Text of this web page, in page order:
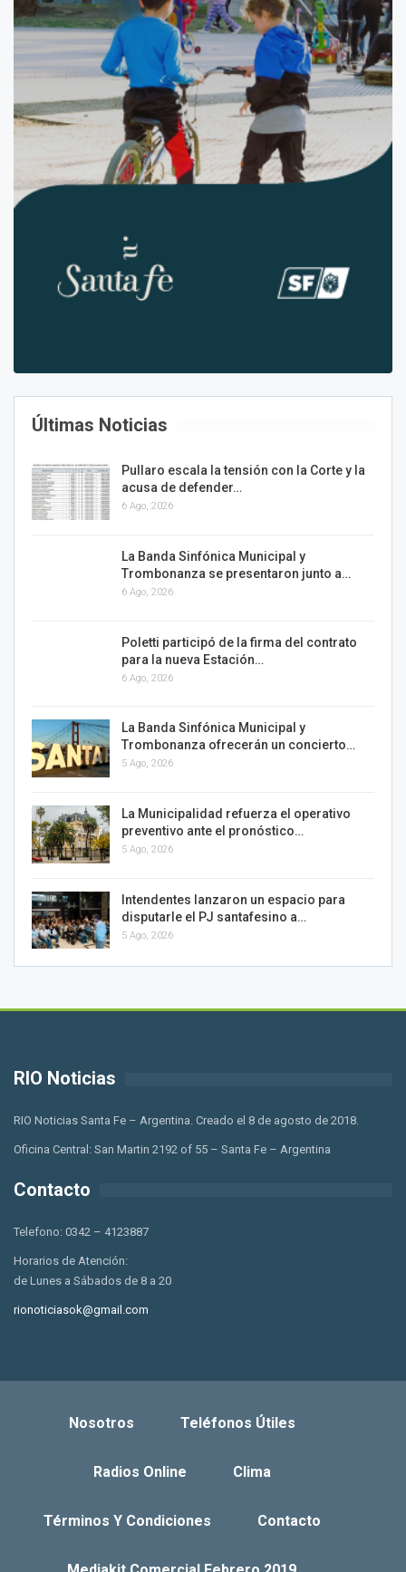
Últimas Noticias
Pullaro escala la tensión con la Corte y la
acusa de defender…
6 Ago, 2026
La Banda Sinfónica Municipal y
Trombonanza se presentaron junto a…
6 Ago, 2026
Poletti participó de la firma del contrato
para la nueva Estación…
6 Ago, 2026
La Banda Sinfónica Municipal y
Trombonanza ofrecerán un concierto…
5 Ago, 2026
La Municipalidad refuerza el operativo
preventivo ante el pronóstico…
5 Ago, 2026
Intendentes lanzaron un espacio para
disputarle el PJ santafesino a…
5 Ago, 2026
RIO Noticias
RIO Noticias Santa Fe – Argentina. Creado el 8 de agosto de 2018.
Oficina Central: San Martin 2192 of 55 – Santa Fe – Argentina
Contacto
Telefono: 0342 – 4123887
Horarios de Atención:
de Lunes a Sábados de 8 a 20
rionoticiasok@gmail.com
Nosotros Teléfonos Útiles
Radios Online Clima
Términos Y Condiciones Contacto